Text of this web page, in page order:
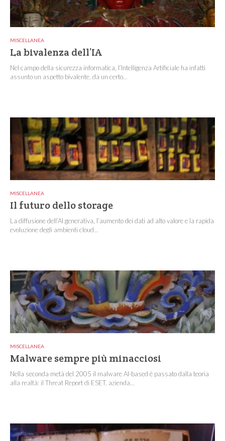
MISCELLANEA
La bivalenza dell’IA
Nel campo della sicurezza informatica, l’Intelligenza Artificiale ha infatti
assunto un aspetto bivalente, da un certo...
MISCELLANEA
Il futuro dello storage
La diffusione dell’AI generativa, l’aumento dei dati ad alto valore e la rapida
evoluzione degli ambienti cloud...
MISCELLANEA
Malware sempre più minacciosi
Nella seconda metà del 2005 il malware AI-based è passato dalla teoria
alla realtà: il Threat Report di ESET, azienda...